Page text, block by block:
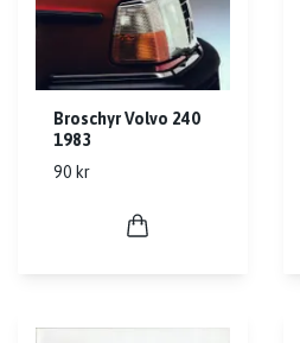
Broschyr Volvo 240
1983
90 kr